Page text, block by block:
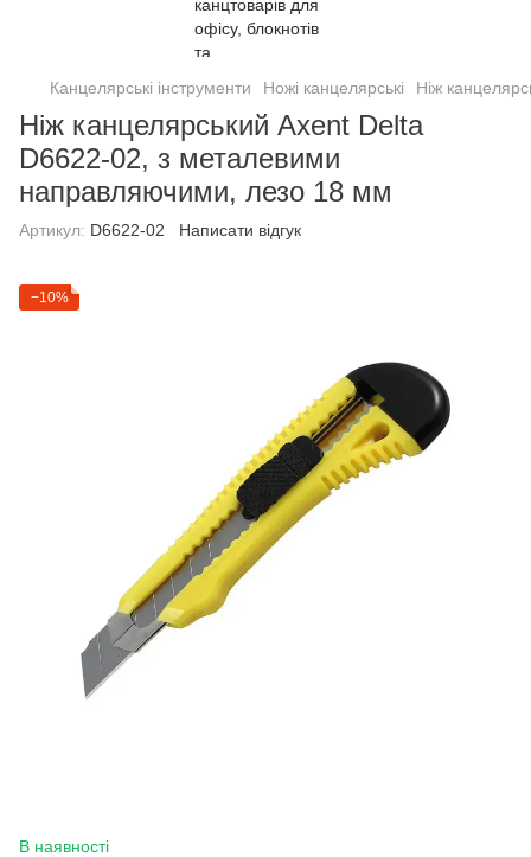
Канцелярські інструменти Ножі канцелярські Ніж
Ніж канцелярський Axent Delta
D6622-02, з металевими
направляючими, лезо 18 мм
Артикул: D6622-02 Написати відгук
−10%
В наявності